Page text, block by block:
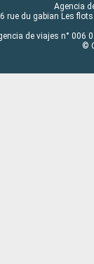
Agencia
rue du gabian Les
de viajes n° 006
©